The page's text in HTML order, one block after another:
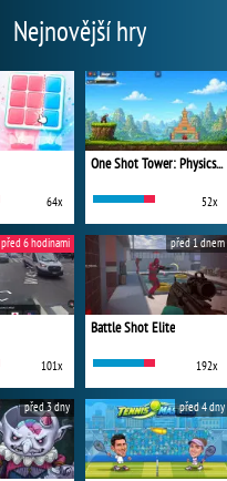
Nejnovější hry
64x
One Shot Tower: Physics Destroyer
52x
101x
před 6 hodinami
Battle Shot Elite
192x
před 1 dnem
před 3 dny před 4 dny